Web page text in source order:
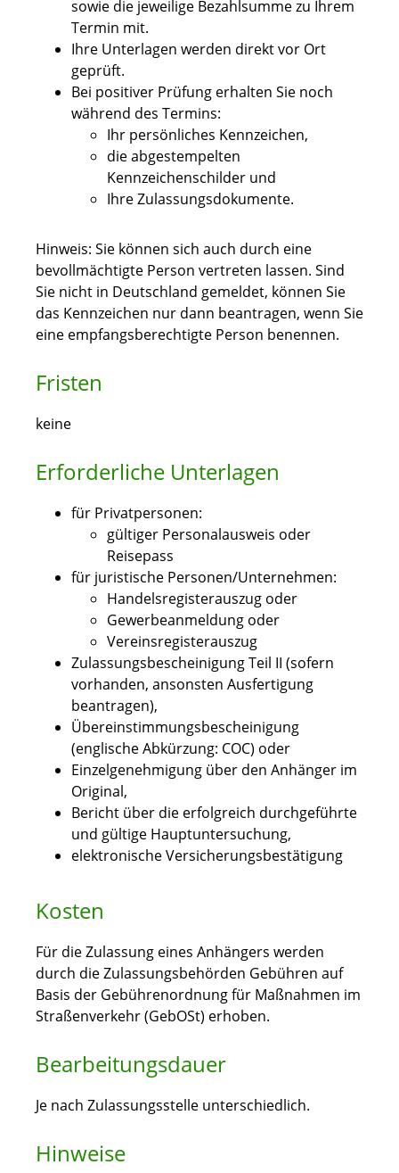
sowie die jeweilige Bezahlsumme zu Ihrem
Termin mit.
Ihre Unterlagen werden direkt vor Ort
geprüft.
Bei positiver Prüfung erhalten Sie noch
während des Termins:
Ihr persönliches Kennzeichen,
die abgestempelten
Kennzeichenschilder und
Ihre Zulassungsdokumente.
Hinweis: Sie können sich auch durch eine
bevollmächtigte Person vertreten lassen. Sind
Sie nicht in Deutschland gemeldet, können Sie
das Kennzeichen nur dann beantragen, wenn Sie
eine empfangsberechtigte Person benennen.
Fristen
keine
Erforderliche Unterlagen
für Privatpersonen:
gültiger Personalausweis oder
Reisepass
für juristische Personen/Unternehmen:
Handelsregisterauszug oder
Gewerbeanmeldung oder
Vereinsregisterauszug
Zulassungsbescheinigung Teil II (sofern
vorhanden, ansonsten Ausfertigung
beantragen),
Übereinstimmungsbescheinigung
(englische Abkürzung: COC) oder
Einzelgenehmigung über den Anhänger im
Original,
Bericht über die erfolgreich durchgeführte
und gültige Hauptuntersuchung,
elektronische Versicherungsbestätigung
Kosten
Für die Zulassung eines Anhängers werden
durch die Zulassungsbehörden Gebühren auf
Basis der Gebührenordnung für Maßnahmen im
Straßenverkehr (GebOSt) erhoben.
Bearbeitungsdauer
Je nach Zulassungsstelle unterschiedlich.
Hinweise